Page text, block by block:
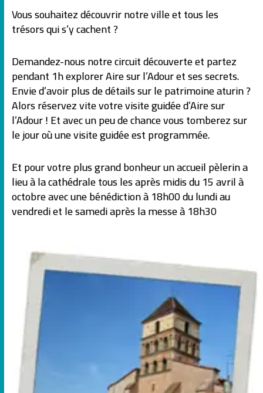
Vous souhaitez découvrir notre ville et tous les
trésors qui s’y cachent ?
Demandez-nous notre circuit découverte et partez
pendant 1h explorer Aire sur l’Adour et ses secrets.
Envie d’avoir plus de détails sur le patrimoine aturin ?
Alors réservez vite votre visite guidée d’Aire sur
l’Adour ! Et avec un peu de chance vous tomberez sur
le jour où une visite guidée est programmée.
Et pour votre plus grand bonheur un accueil pèlerin a
lieu à la cathédrale tous les après midis du 15 avril à
octobre avec une bénédiction à 18h00 du lundi au
vendredi et le samedi après la messe à 18h30